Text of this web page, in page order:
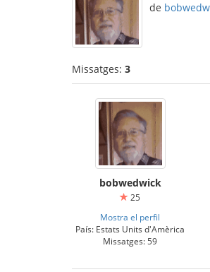
de
Missatges: 3
bobwedwick
25
Mostra el perfil
País: Estats Units d'Amèrica
Missatges: 59